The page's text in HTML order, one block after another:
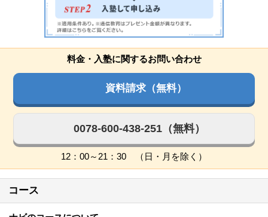
料金・入塾に関するお問い合わせ
資料請求（無料）
0078-600-438-251（無料）
12：00～21：30 （日・月を除く）
コース